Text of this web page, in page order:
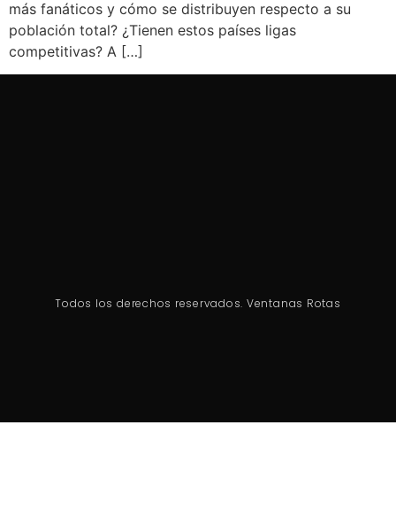
más fanáticos y cómo se distribuyen respecto a su
población total? ¿Tienen estos países ligas
competitivas? A […]
Todos los derechos reservados. Ventanas Rotas